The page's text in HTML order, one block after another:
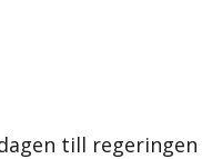
till